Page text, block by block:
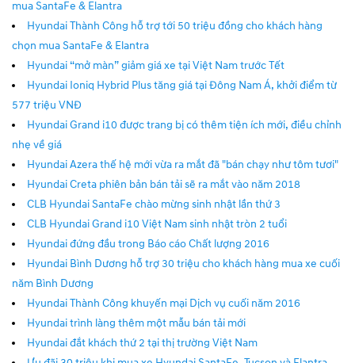
mua SantaFe & Elantra
Hyundai Thành Công hỗ trợ tới 50 triệu đồng cho khách hàng
chọn mua SantaFe & Elantra
Hyundai “mở màn” giảm giá xe tại Việt Nam trước Tết
Hyundai Ioniq Hybrid Plus tăng giá tại Đông Nam Á, khởi điểm từ
577 triệu VNĐ
Hyundai Grand i10 được trang bị có thêm tiện ích mới, điều chỉnh
nhẹ về giá
Hyundai Azera thế hệ mới vừa ra mắt đã "bán chạy như tôm tươi"
Hyundai Creta phiên bản bán tải sẽ ra mắt vào năm 2018
CLB Hyundai SantaFe chào mừng sinh nhật lần thứ 3
CLB Hyundai Grand i10 Việt Nam sinh nhật tròn 2 tuổi
Hyundai đứng đầu trong Báo cáo Chất lượng 2016
Hyundai Bình Dương hỗ trợ 30 triệu cho khách hàng mua xe cuối
năm Bình Dương
Hyundai Thành Công khuyến mại Dịch vụ cuối năm 2016
Hyundai trình làng thêm một mẫu bán tải mới
Hyundai đắt khách thứ 2 tại thị trường Việt Nam